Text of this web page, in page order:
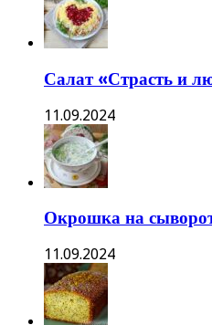
Салат «Страсть и
11.09.2024
Окрошка на
11.09.2024